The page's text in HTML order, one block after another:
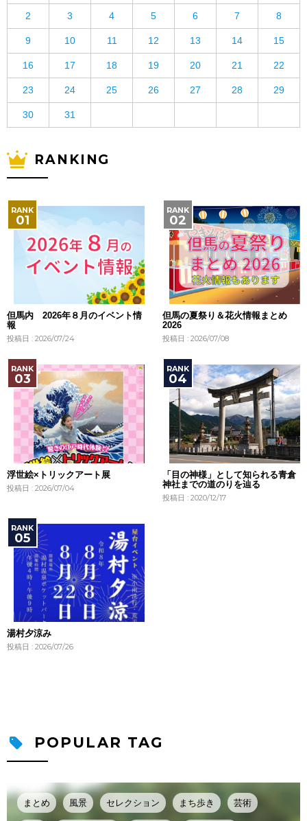
2 3 4 5 6 7 8
9 10 11 12 13 14 15
16 17 18 19 20 21 22
23 24 25 26 27 28 29
30 31
RANKING
但馬内 2026年８月のイベント情
報
投稿日 : 2026/07/24
但馬の夏祭り＆花火情報まとめ
2026
投稿日 : 2026/07/08
浮世絵×トリックアート展
投稿日 : 2026/07/04
「目の神様」として知られる青倉
神社までの道のりを辿る
投稿日 : 2020/12/17
湯村夕涼み
投稿日 : 2026/07/26
POPULAR TAG
まとめ 風景 セレクション まち歩き 芸術